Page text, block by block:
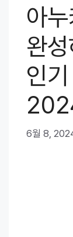
아
완
인
6월 8,